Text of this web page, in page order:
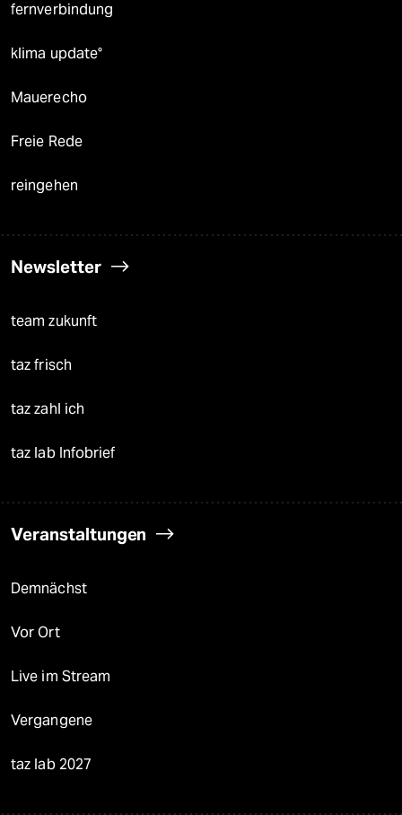
fernverbindung
klima update°
Mauerecho
Freie Rede
reingehen
Newsletter
team zukunft
taz frisch
taz zahl ich
taz lab Infobrief
Veranstaltungen
Demnächst
Vor Ort
Live im Stream
Vergangene
taz lab 2027